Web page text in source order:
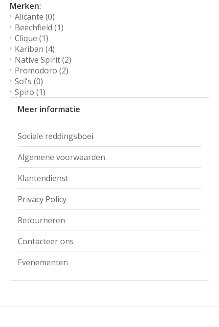
Merken:
Alicante (0)
Beechfield (1)
Clique (1)
Kariban (4)
Native Spirit(2)
Promodoro (2)
Sol's (0)
Spiro (1)
Meer informatie
Sociale reddingsboei
Algemene voorwaarden
Klantendienst
Privacy Policy
Retourneren
Contacteer ons
Evenementen